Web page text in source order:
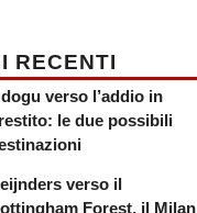
RECENTI
verso l’addio in
le due possibili
verso il
Forest, il Milan